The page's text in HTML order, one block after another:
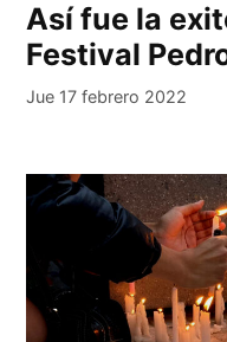
Así fue la
Festival
Jue 17 febrero 2022